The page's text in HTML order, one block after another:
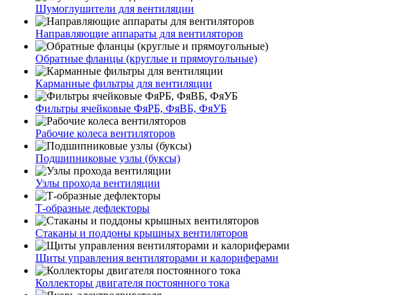
Шумоглушители для вентиляции
Направляющие аппараты для вентиляторов
Обратные фланцы (круглые и прямоугольные)
Карманные фильтры для вентиляции
Фильтры ячейковые ФяРБ, ФяВБ, ФяУБ
Рабочие колеса вентиляторов
Подшипниковые узлы (буксы)
Узлы прохода вентиляции
Т-образные дефлекторы
Стаканы и поддоны крышных вентиляторов
Щиты управления вентиляторами и калориферами
Коллекторы двигателя постоянного тока